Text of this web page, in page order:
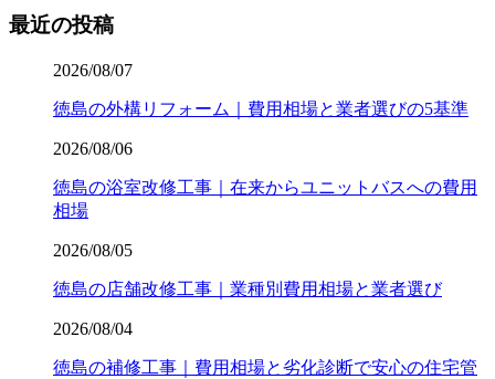
最近の投稿
2026/08/07
徳島の外構リフォーム｜費用相場と業者選びの5基準
2026/08/06
徳島の浴室改修工事｜在来からユニットバスへの費用
相場
2026/08/05
徳島の店舗改修工事｜業種別費用相場と業者選び
2026/08/04
徳島の補修工事｜費用相場と劣化診断で安心の住宅管